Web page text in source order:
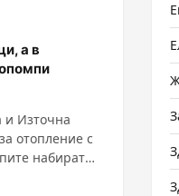
а в
и Източна
отопление с
набират